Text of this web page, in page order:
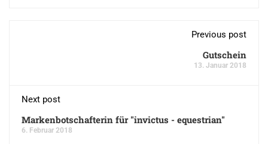
Previous post
Gutschein
13. Januar 2018
Next post
Markenbotschafterin für "invictus - equestrian"
6. Februar 2018